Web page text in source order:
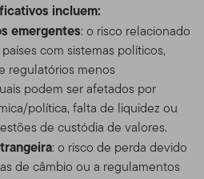
incluem:
emergentes: o risco relacionado
com sistemas políticos,
regulatórios menos
podem ser afetados por
política, falta de liquidez ou
de custódia de valores.
: o risco de perda devido
de câmbio ou a regulamentos